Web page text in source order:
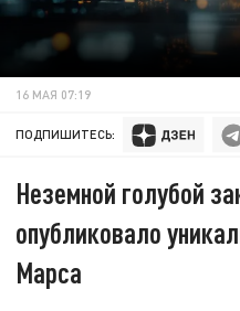
16 МАЯ 07:19
ПОДПИШИТЕСЬ:
Неземной голубой
опубликовало
Марса